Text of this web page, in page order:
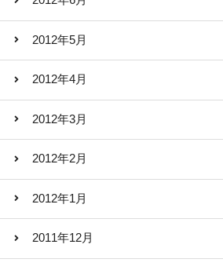
2012年5月
2012年4月
2012年3月
2012年2月
2012年1月
2011年12月